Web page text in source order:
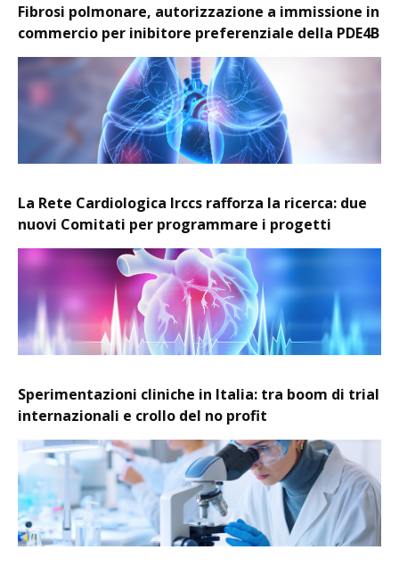
Fibrosi polmonare, autorizzazione a immissione in
commercio per inibitore preferenziale della PDE4B
La Rete Cardiologica Irccs rafforza la ricerca: due
nuovi Comitati per programmare i progetti
Sperimentazioni cliniche in Italia: tra boom di trial
internazionali e crollo del no profit